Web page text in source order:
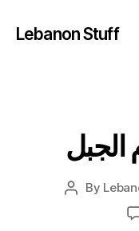
Lebanon Stuff
الجبل
Post
By